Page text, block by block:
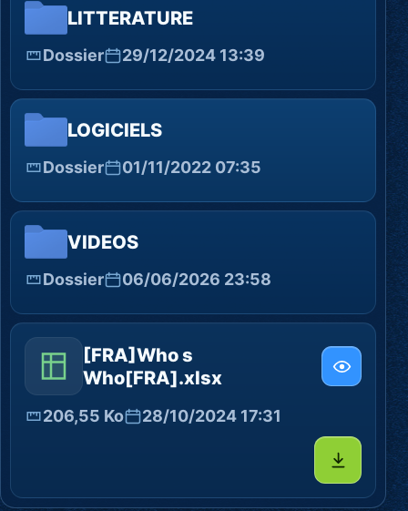
LITTERATURE
Dossier 29/12/2024 13:39
LOGICIELS
Dossier 01/11/2022 07:35
VIDEOS
Dossier 06/06/2026 23:58
[FRA]Who s
Who[FRA].xlsx
206,55 Ko 28/10/2024 17:31